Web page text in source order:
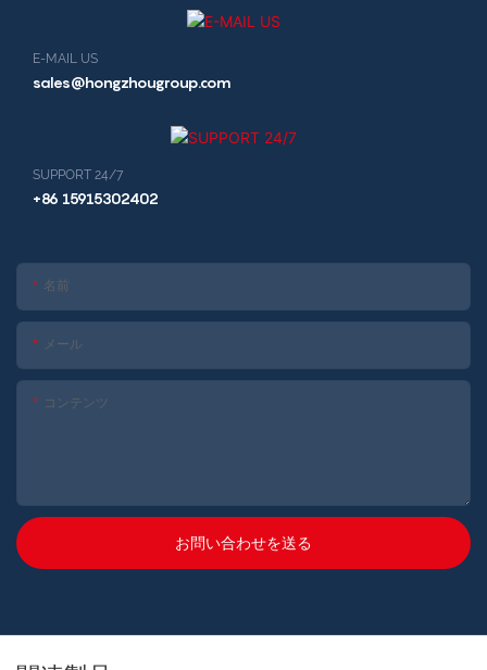
E-MAIL US
sales@hongzhougroup.com
SUPPORT 24/7
+86 15915302402
名前
メール
コンテンツ
お問い合わせを送る